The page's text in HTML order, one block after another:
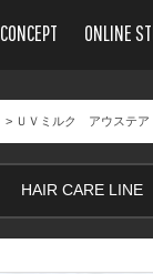
CONCEPT ONLINE
> ＵＶミルク アウステア
HAIR CARE LINE